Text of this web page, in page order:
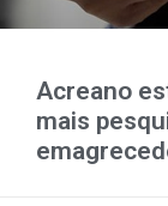
Acreano
mais